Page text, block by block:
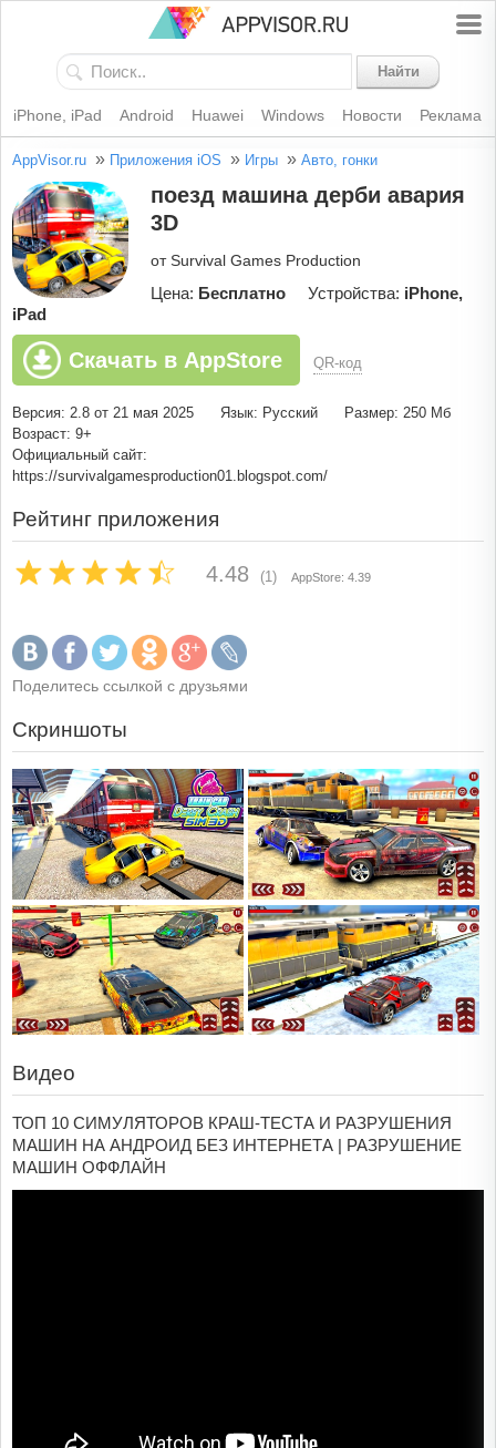
Найти
iPhone, iPad Android Huawei Windows Новости Реклама
AppVisor.ru » Приложения iOS » Игры » Авто, гонки
поезд машина дерби авария
3D
от Survival Games Production
Цена: Бесплатно Устройства: iPhone,
iPad
Скачать в AppStore QR-код
Версия: 2.8 от 21 мая 2025 Язык: Русский
Размер: 250 Мб
Возраст: 9+
Официальный сайт:
https://survivalgamesproduction01.blogspot.com/
Рейтинг приложения
4.48 (1) AppStore: 4.39
Поделитесь ссылкой с друзьями
Скриншоты
Видео
ТОП 10 СИМУЛЯТОРОВ КРАШ-ТЕСТА И РАЗРУШЕНИЯ
МАШИН НА АНДРОИД БЕЗ ИНТЕРНЕТА | РАЗРУШЕНИЕ
МАШИН ОФФЛАЙН